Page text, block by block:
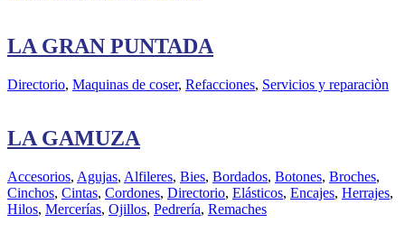
LA GRAN PUNTADA
Directorio, Maquinas de coser, Refacciones, Servicios y reparaciòn
LA GAMUZA
Accesorios, Agujas, Alfileres, Bies, Bordados, Botones, Broches,
Cinchos, Cintas, Cordones, Directorio, Elásticos, Encajes, Herrajes,
Hilos, Mercerías, Ojillos, Pedrería, Remaches